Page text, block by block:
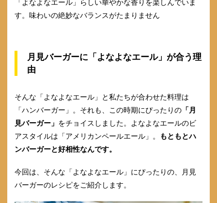
「よなよなエール」らしい華やかな香りを楽しんでいま
す。味わいの絶妙なバランスがたまりません
月見バーガーに「よなよなエール」が合う理
由
そんな「よなよなエール」と私たちが合わせた料理は
「ハンバーガー」。それも、この時期にぴったりの 「月
見バーガー」 をチョイスしました。よなよなエールのビ
アスタイルは「アメリカンペールエール」。
もともとハ
ンバーガーと好相性なんです。
今回は、そんな「よなよなエール」にぴったりの、月見
バーガーのレシピをご紹介します。